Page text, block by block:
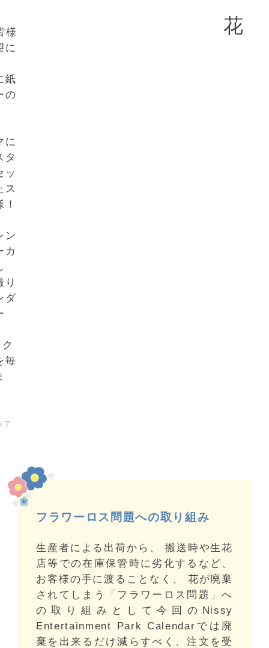
様
に
紙
の
に
タ
ッ
ス
ン
カ
り
ダ
毎
フラワーロス問題への取り組み
生産者による出荷から、 搬送時や生花
店等での在庫保管時に劣化するなど、
お客様の手に渡ることなく、 花が廃棄
されてしまう「フラワーロス問題」へ
の取り組みとして今回のNissy
Entertainment Park Calendarでは廃
棄を出来るだけ減らすべく、注文を受